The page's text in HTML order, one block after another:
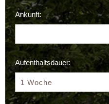
Ankunft:
Aufenthaltsdauer: